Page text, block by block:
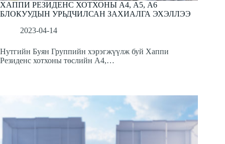
ХАППИ РЕЗИДЕНС ХОТХОНЫ А4, А5, А6
БЛОКУУДЫН УРЬДЧИЛСАН ЗАХИАЛГА ЭХЭЛЛЭЭ
2023-04-14
Нутгийн Буян Группийн хэрэгжүүлж буй Хаппи
Резиденс хотхоны төслийн А4,…